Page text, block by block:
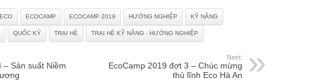
ECOCAMP ECOCAMP 2019 HƯỚNG NGHIỆP KỸ NĂNG
QUỐC KỲ TRẠI HÈ TRẠI HÈ KỸ NĂNG - HƯỚNG NGHIỆP
– Sản suất Niềm
Next:
EcoCamp 2019 đợt 3 – Chúc mừng
thủ lĩnh Eco Hà An